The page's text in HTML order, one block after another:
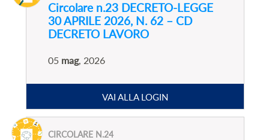
Circolare n.23 DECRETO-LEGGE
30 APRILE 2026, N. 62 – CD
DECRETO LAVORO
05 mag, 2026
VAI ALLA LOGIN
CIRCOLARE N.24